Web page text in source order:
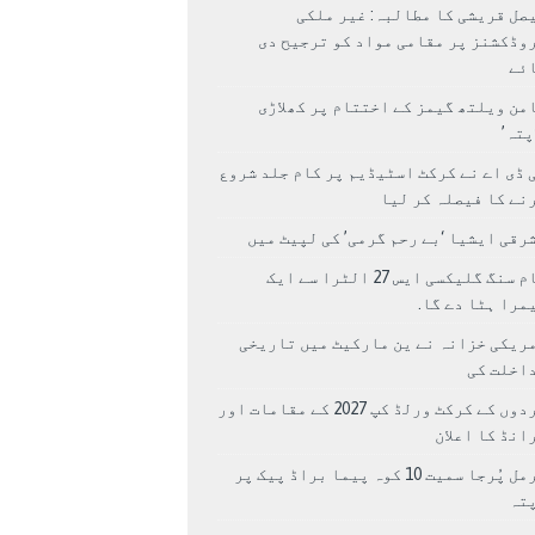
قریشی کا مطالبہ: غیر ملکی
پر مقامی مواد کو ترجیح دی
ویلتھ گیمز کے اختتام پر کھلاڑی
ڈی اے نے کرکٹ اسٹیڈیم پر کام جلد شروع
کا فیصلہ کر لیا
ایشیا ‘بے رحم گرمی’ کی لپیٹ میں
سام سنگ گلیکسی ایس 27 الٹرا سے ایک
ہٹا دے گا.
خزانہ نے ین مارکیٹ میں تاریخی
کی
مردوں کے کرکٹ ورلڈ کپ 2027 کے مقامات اور
کا اعلان
نرمل پُرجا سمیت 10 کوہ پیما براڈ پیک پر